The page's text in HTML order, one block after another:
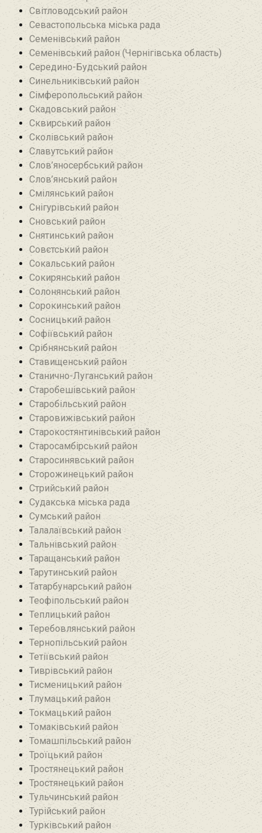
Світловодський район
Севастопольська міська рада
Семенівський район
Семенівський район (Чернігівська область)
Середино-Будський район
Синельниківський район
Сімферопольський район
Скадовський район
Сквирський район
Сколівський район
Славутський район
Слов’яносербський район
Слов’янський район
Смілянський район
Снігурівський район‎
Сновський район
Снятинський район
Совєтський район
Сокальський район
Сокирянський район
Солонянський район
Сорокинський район
Сосницький район
Софіївський район
Срібнянський район‎
Ставищенський район
Станично-Луганський район‎
Старобешівський район‎
Старобільський район
Старовижівський район
Старокостянтинівський район
Старосамбірський район
Старосинявський район
Сторожинецький район
Стрийський район
Судакська міська рада
Сумський район
Талалаївський район
Тальнівський район
Таращанський район
Тарутинський район
Татарбунарський район
Теофіпольський район‎
Теплицький район
Теребовлянський район
Тернопільський район
Тетіївський район
Тиврівський район
Тисменицький район
Тлумацький район
Токмацький район
Томаківський район
Томашпільський район
Троїцький район‎
Тростянецький район
Тростянецький район
Тульчинський район
Турійський район
Турківський район